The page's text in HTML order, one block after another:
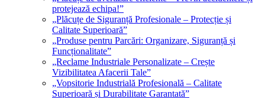
protejează echipa!”
„Plăcuțe de Siguranță Profesionale – Protecție și
Calitate Superioară”
„Produse pentru Parcări: Organizare, Siguranță și
Funcționalitate”
„Reclame Industriale Personalizate – Crește
Vizibilitatea Afacerii Tale”
„Vopsitorie Industrială Profesională – Calitate
Superioară și Durabilitate Garantată”